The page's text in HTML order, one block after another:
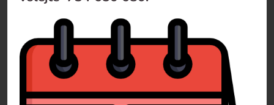
+420 732 729 300
info@dorty-olomouc.cz
0 recenzí